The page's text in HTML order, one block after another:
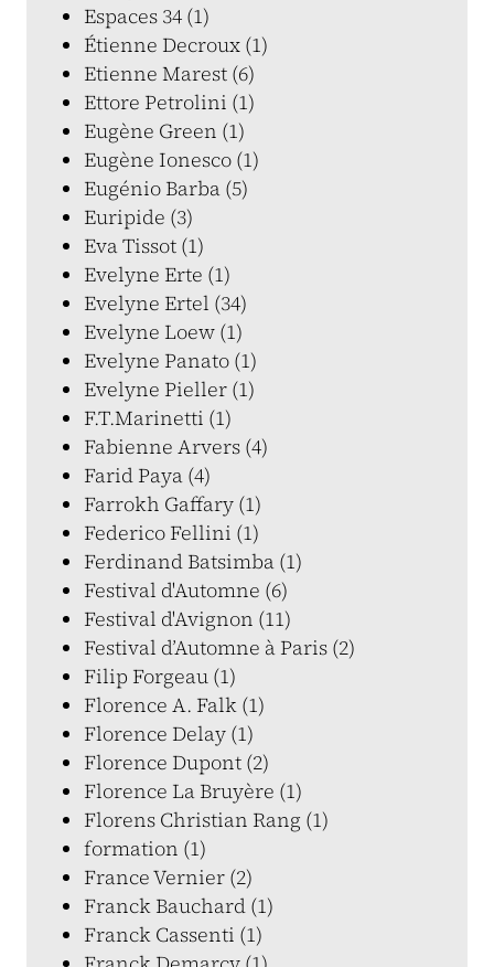
Espaces 34 (1)
Étienne Decroux (1)
Etienne Marest (6)
Ettore Petrolini (1)
Eugène Green (1)
Eugène Ionesco (1)
Eugénio Barba (5)
Euripide (3)
Eva Tissot (1)
Evelyne Erte (1)
Evelyne Ertel (34)
Evelyne Loew (1)
Evelyne Panato (1)
Evelyne Pieller (1)
F.T.Marinetti (1)
Fabienne Arvers (4)
Farid Paya (4)
Farrokh Gaffary (1)
Federico Fellini (1)
Ferdinand Batsimba (1)
Festival d'Automne (6)
Festival d'Avignon (11)
Festival d’Automne à Paris (2)
Filip Forgeau (1)
Florence A. Falk (1)
Florence Delay (1)
Florence Dupont (2)
Florence La Bruyère (1)
Florens Christian Rang (1)
formation (1)
France Vernier (2)
Franck Bauchard (1)
Franck Cassenti (1)